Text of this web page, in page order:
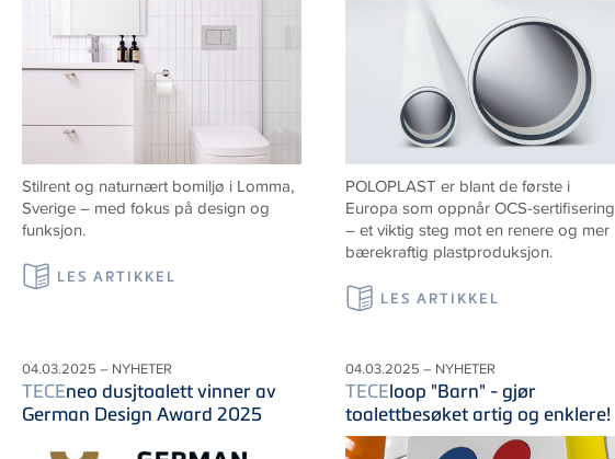
Stilrent og naturnært bomiljø i Lomma,
Sverige– med fokus på design og
funksjon.
LES ARTIKKEL
POLOPLAST er blant de første i
Europa som oppnår OCS-sertifisering
– et viktig steg mot en renere og mer
bærekraftig plastproduksjon.
LES ARTIKKEL
04.03.2025 – NYHETER
TECEneo dusjtoalett vinner av
German Design Award 2025
04.03.2025 – NYHETER
TECEloop "Barn" - gjør
toalettbesøket artig og enklere!